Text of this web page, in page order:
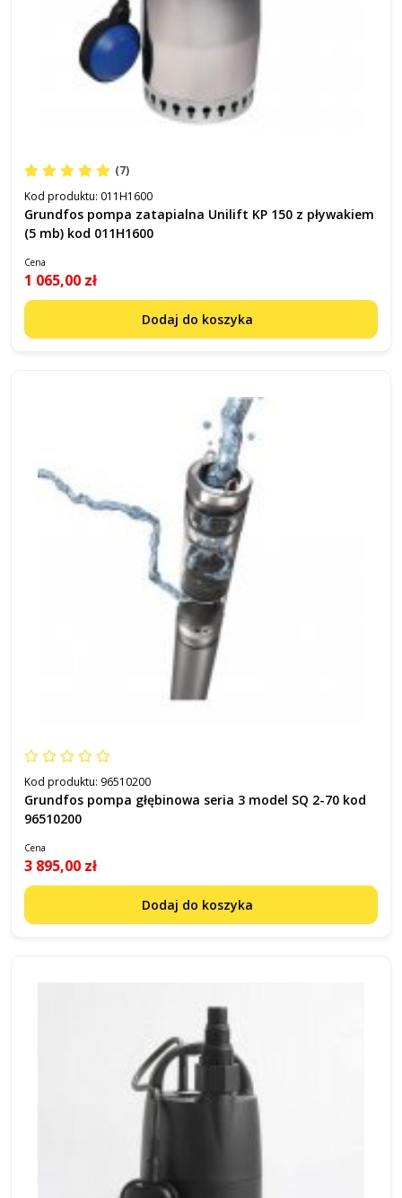
(7)
Kod produktu: 011H1600
Grundfos pompa zatapialna Unilift KP 150 z pływakiem
(5 mb) kod 011H1600
Cena
1 065,00 zł
Dodaj do koszyka
Kod produktu: 96510200
Grundfos pompa głębinowa seria 3 model SQ 2-70 kod
96510200
Cena
3 895,00 zł
Dodaj do koszyka